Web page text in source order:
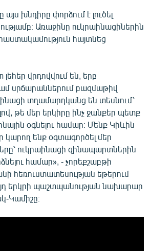
խնդիրը փորձում է լուծել
Առաջինը ուկրաինացիներին
հայտնեց
վրդովվում են, երբ
սրճարաններում բազմաթիվ
տղամարդկանց են տեսնում՝
թե մեր երկիրը ինչ ջանքեր պետք
օգնելու համար։ Մենք Կիևին
կարող ենք օգտագործել մեր
ուկրաինացի զինապարտներին
համար», - չորեքշաբթի
հեռուստատեսության եթերում
երկրի պաշտպանության նախարար
Կամիշը։